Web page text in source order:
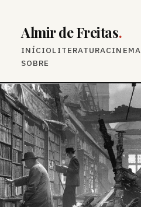
Almir de Freitas.
INÍCIOLITERATURACINEMA
SOBRE